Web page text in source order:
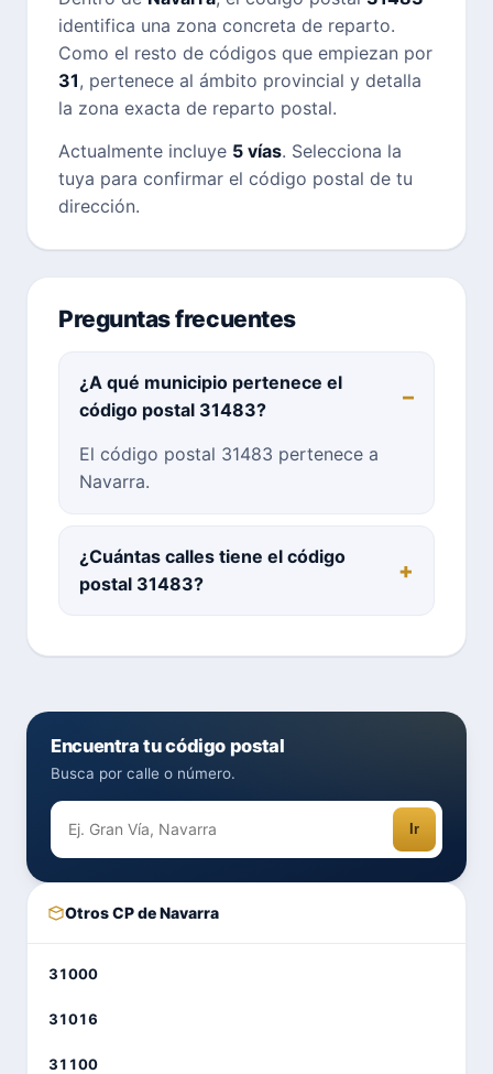
identifica una zona concreta de reparto.
Como el resto de códigos que empiezan por
31, pertenece al ámbito provincial y detalla
la zona exacta de reparto postal.
Actualmente incluye 5 vías. Selecciona la
tuya para confirmar el código postal de tu
dirección.
Preguntas frecuentes
¿A qué municipio pertenece el
código postal 31483?
El código postal 31483 pertenece a
Navarra.
¿Cuántas calles tiene el código
postal 31483?
Encuentra tu código postal
Busca por calle o número.
Ir
Otros CP de Navarra
31000
31016
31100